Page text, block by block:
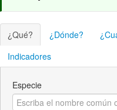
Localización
Observadores
Acerca de
¿Qué? ¿Dónde?
Indicadores
Especie